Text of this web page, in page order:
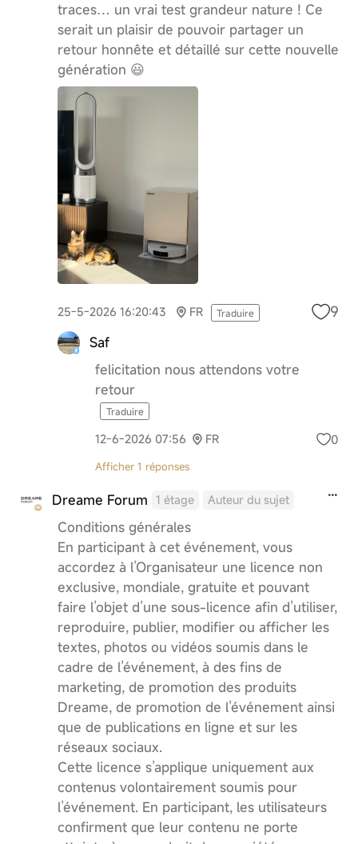
traces… un vrai test grandeur nature ! Ce
serait un plaisir de pouvoir partager un
retour honnête et détaillé sur cette nouvelle
génération 😃
25-5-2026 16:20:43 FR Traduire 9
Saf
felicitation nous attendons votre
retour
Traduire
12-6-2026 07:56 FR 0
Afficher 1 réponses
Dreame Forum 1 étage Auteur du sujet
Conditions générales
En participant à cet événement, vous
accordez à l’Organisateur une licence non
exclusive, mondiale, gratuite et pouvant
faire l’objet d’une sous-licence afin d’utiliser,
reproduire, publier, modifier ou afficher les
textes, photos ou vidéos soumis dans le
cadre de l’événement, à des fins de
marketing, de promotion des produits
Dreame, de promotion de l’événement ainsi
que de publications en ligne et sur les
réseaux sociaux.
Cette licence s’applique uniquement aux
contenus volontairement soumis pour
l’événement. En participant, les utilisateurs
confirment que leur contenu ne porte